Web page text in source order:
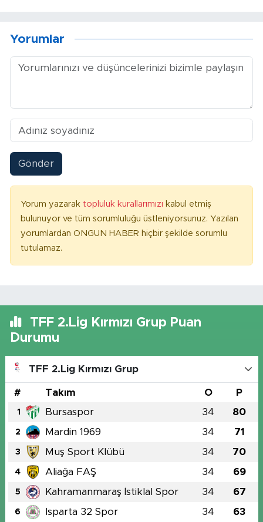
Yorumlar
Gönder
Yorum yazarak topluluk kurallarımızı kabul etmiş
bulunuyor ve tüm sorumluluğu üstleniyorsunuz. Yazılan
yorumlardan ONGUN HABER hiçbir şekilde sorumlu
tutulamaz.
TFF 2.Lig Kırmızı Grup Puan
Durumu
TFF 2.Lig Kırmızı Grup
# Takım O P
1 Bursaspor 34 80
2 Mardin 1969 34 71
3 Muş Sport Klübü 34 70
4 Aliağa FAŞ 34 69
5 Kahramanmaraş İstiklal Spor 34 67
6 Isparta 32 Spor 34 63